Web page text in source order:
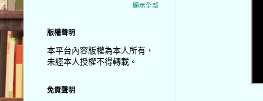
顯示全部
版權聲明
本平台內容版權為本人所有，
未經本人授權不得轉載。
免責聲明